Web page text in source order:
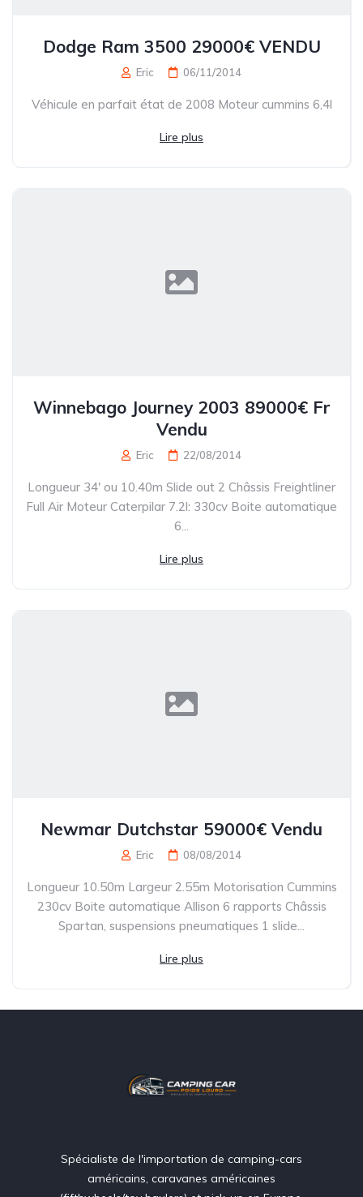
Dodge Ram 3500 29000€ VENDU
Eric 06/11/2014
Véhicule en parfait état de 2008 Moteur cummins 6,4l
Lire plus
Winnebago Journey 2003 89000€ Fr
Vendu
Eric 22/08/2014
Longueur 34′ ou 10.40m Slide out 2 Châssis Freightliner
Full Air Moteur Caterpilar 7.2l: 330cv Boite automatique
6...
Lire plus
Newmar Dutchstar 59000€ Vendu
Eric 08/08/2014
Longueur 10.50m Largeur 2.55m Motorisation Cummins
230cv Boite automatique Allison 6 rapports Châssis
Spartan, suspensions pneumatiques 1 slide...
Lire plus
Spécialiste de l'importation de camping-cars
américains, caravanes américaines